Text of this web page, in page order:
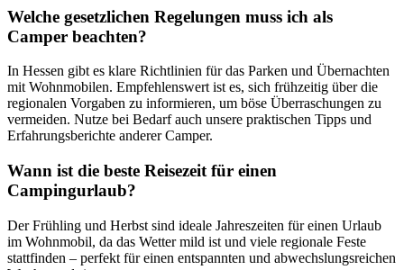
Welche gesetzlichen Regelungen muss ich als
Camper beachten?
In Hessen gibt es klare Richtlinien für das Parken und Übernachten
mit Wohnmobilen. Empfehlenswert ist es, sich frühzeitig über die
regionalen Vorgaben zu informieren, um böse Überraschungen zu
vermeiden. Nutze bei Bedarf auch unsere praktischen Tipps und
Erfahrungsberichte anderer Camper.
Wann ist die beste Reisezeit für einen
Campingurlaub?
Der Frühling und Herbst sind ideale Jahreszeiten für einen Urlaub
im Wohnmobil, da das Wetter mild ist und viele regionale Feste
stattfinden – perfekt für einen entspannten und abwechslungsreichen